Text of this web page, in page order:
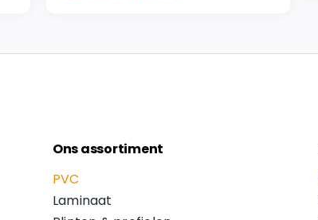
Ons assortiment
PVC
Laminaat